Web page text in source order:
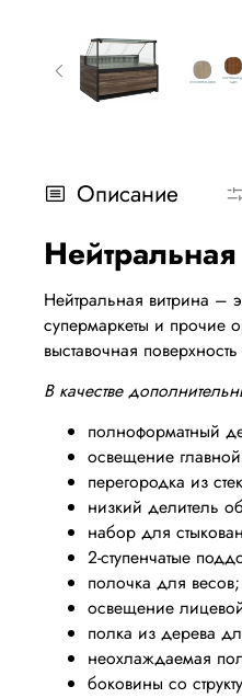
Описание
Нейтральная витрина –
супермаркеты и прочие
выставочная
В качестве
полноформатный
освещение
перегородка из
низкий делитель
набор для
2-ступенчатые
полочка для весов;
освещение
полка из дерева
неохлаждаемая
боковины со